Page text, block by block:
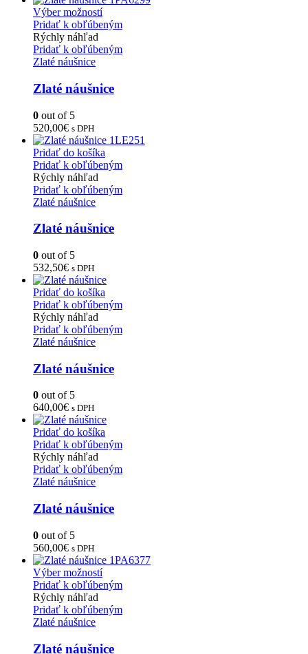
Výber možností
Pridať k obľúbeným
Rýchly náhľad
Pridať k obľúbeným
Zlaté náušnice
Zlaté náušnice
0 out of 5
520,00€ s DPH
Pridať do košíka
Pridať k obľúbeným
Rýchly náhľad
Pridať k obľúbeným
Zlaté náušnice
Zlaté náušnice
0 out of 5
532,50€ s DPH
Pridať do košíka
Pridať k obľúbeným
Rýchly náhľad
Pridať k obľúbeným
Zlaté náušnice
Zlaté náušnice
0 out of 5
640,00€ s DPH
Pridať do košíka
Pridať k obľúbeným
Rýchly náhľad
Pridať k obľúbeným
Zlaté náušnice
Zlaté náušnice
0 out of 5
560,00€ s DPH
Výber možností
Pridať k obľúbeným
Rýchly náhľad
Pridať k obľúbeným
Zlaté náušnice
Zlaté náušnice